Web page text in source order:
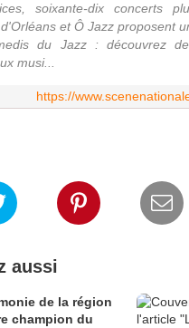
soixante-dix concerts
et Ô Jazz proposent
du Jazz : découvrez
musi...
https://
aussi
de la région
champion du